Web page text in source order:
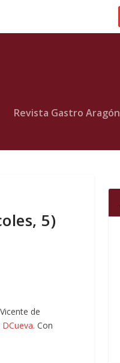
Revista Gastro Aragón
5)
de
Con